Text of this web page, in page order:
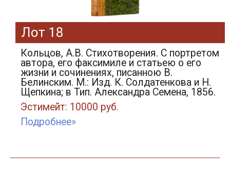
Лот 18
Кольцов, А.В. Стихотворения. С портретом
автора, его факсимиле и статьею о его
жизни и сочинениях, писанною В.
Белинским. М.: Изд. К. Солдатенкова и Н.
Щепкина; в Тип. Александра Семена, 1856.
Эстимейт: 10000 руб.
Подробнее»